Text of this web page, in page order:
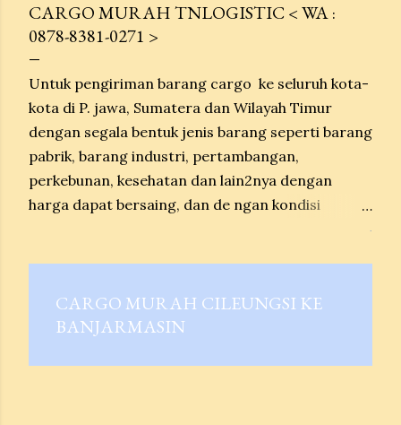
t
i
n
g
a
n
CARGO MURAH TNLOGISTIC < WA :
0878-8381-0271 >
Untuk pengiriman barang cargo ke seluruh kota-
kota di P. jawa, Sumatera dan Wilayah Timur
dengan segala bentuk jenis barang seperti barang
pabrik, barang industri, pertambangan,
perkebunan, kesehatan dan lain2nya dengan
harga dapat bersaing, dan de ngan kondisi
ketujuan, untuk pengiriman barang breakbulk
barang kami diterima di depo Tanto tg Priok, dan
.
CARGO MURAH CILEUNGSI KE
BANJARMASIN